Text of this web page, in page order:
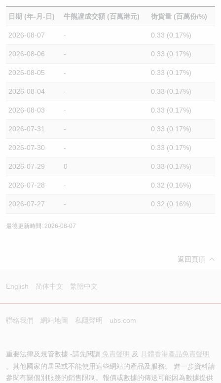
日期 (年-月-日) 牛熊證成交額 (百萬港元) 街貨量 (百萬份/%)
2026-08-07 - 0.33 (0.17%)
2026-08-06 - 0.33 (0.17%)
2026-08-05 - 0.33 (0.17%)
2026-08-04 - 0.33 (0.17%)
2026-08-03 - 0.33 (0.17%)
2026-07-31 - 0.33 (0.17%)
2026-07-30 - 0.33 (0.17%)
2026-07-29 0 0.33 (0.17%)
2026-07-28 - 0.32 (0.16%)
2026-07-27 - 0.32 (0.16%)
最後更新時間: 2026-08-07
返回頁頂
English 简体中文 繁體中文
聯絡我們 網站地圖 私隱聲明 ubs.com
重要法律及規管數據 -請先閱讀 免責聲明 及 具體香港產品免責聲明
。其他國家的居民或不能使用這些網站的產品及服務。 進一步資料請
參閱有關個別服務的銷售限制。報價或數據的傳送可能因為數據提供